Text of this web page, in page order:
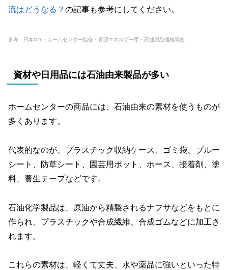
流はどうなる？ の記事も参考にしてください。
参考： 日本DIY・ホームセンター協会 ・ 資源エネルギー庁・石油製品価格調査
資材や日用品には石油由来製品が多い
ホームセンターの商品には、石油由来の素材を使うものが
多くあります。
代表的なのが、プラスチック収納ケース、ゴミ袋、ブルー
シート、防草シート、園芸用ポット、ホース、接着剤、塗
料、養生テープなどです。
石油化学製品は、原油から精製されるナフサなどをもとに
作られ、プラスチックや合成繊維、合成ゴムなどに加工さ
れます。
これらの素材は、軽くて丈夫、水や薬品に強いといった特